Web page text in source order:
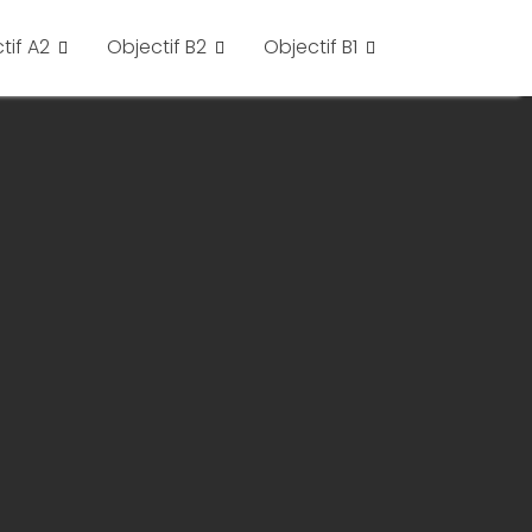
A2 Objectif B2 Objectif B1